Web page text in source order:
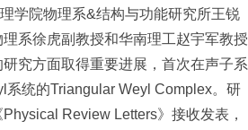
学院物理系&结构与功能研究所王锐
系徐虎副教授和华南理工赵宇军教授
究方面取得重要进展，首次在声子系
系统的Triangular Weyl Complex。研
Physical Review Letters》接收发表，